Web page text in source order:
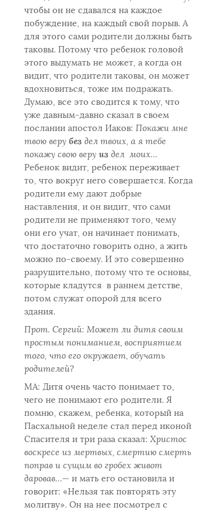
чтобы он не сдавался на каждое
побуждение, на каждый свой порыв. А
для этого сами родители должны быть
таковы. Потому что ребенок головой
этого выдумать не может, а когда он
видит, что родители таковы, он может
вдохновиться, тоже им подражать.
Думаю, все это сводится к тому, что
уже давным-давно сказал в своем
послании апостол Иаков: Покажи мне
твою веру без дел твоих, а я тебе
покажу свою веру из дел моих…
Ребенок видит, ребенок переживает
то, что вокруг него совершается. Когда
родители ему дают добрые
наставления, и он видит, что сами
родители не применяют того, чему
они его учат, он начинает понимать,
что достаточно говорить одно, а жить
можно по-своему. И это совершенно
разрушительно, потому что те основы,
которые кладутся в раннем детстве,
потом служат опорой для всего
здания.
Прот. Сергий: Может ли дитя своим
простым пониманием, восприятием
того, что его окружает, обучать
родителей?
МА: Дитя очень часто понимает то,
чего не понимают его родители. Я
помню, скажем, ребенка, который на
Пасхальной неделе стал перед иконой
Спасителя и три раза сказал: Христос
воскресе из мертвых, смертию смерть
поправ и сущим во гробех живот
даровав…— и мать его остановила и
говорит: «Нельзя так повторять эту
молитву». Он на нее посмотрел с